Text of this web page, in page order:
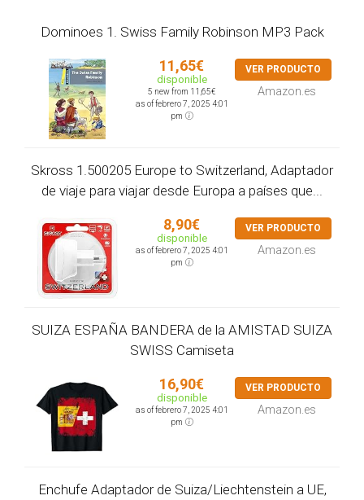
Dominoes 1. Swiss Family Robinson MP3 Pack
11,65€
disponible
5 new from 11,65€
as of febrero 7, 2025 4:01
pm
VER PRODUCTO
Amazon.es
Skross 1.500205 Europe to Switzerland, Adaptador
de viaje para viajar desde Europa a países que...
8,90€
disponible
as of febrero 7, 2025 4:01
pm
VER PRODUCTO
Amazon.es
SUIZA ESPAÑA BANDERA de la AMISTAD SUIZA
SWISS Camiseta
16,90€
disponible
as of febrero 7, 2025 4:01
pm
VER PRODUCTO
Amazon.es
Enchufe Adaptador de Suiza/Liechtenstein a UE,